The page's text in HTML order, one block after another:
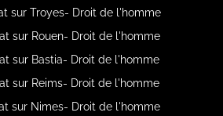
sur Troyes- Droit de l'homme
sur Rouen- Droit de l'homme
sur Bastia- Droit de l'homme
sur Reims- Droit de l'homme
sur Nimes- Droit de l'homme